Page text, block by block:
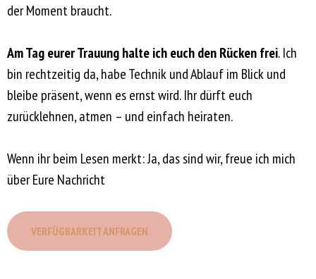
der Moment braucht.
Am Tag eurer Trauung halte ich euch den Rücken frei. Ich
bin rechtzeitig da, habe Technik und Ablauf im Blick und
bleibe präsent, wenn es ernst wird. Ihr dürft euch
zurücklehnen, atmen – und einfach heiraten.
Wenn ihr beim Lesen merkt: Ja, das sind wir, freue ich mich
über Eure Nachricht
VERFÜGBARKEIT ANFRAGEN